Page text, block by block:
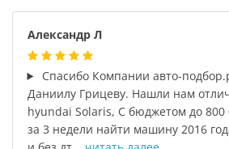
Александр Л
Спасибо Компании авто-
Даниилу Грицеву. Нашли нам
hyundai Solaris, С бюджетом до 800
за 3 недели найти машину 2016